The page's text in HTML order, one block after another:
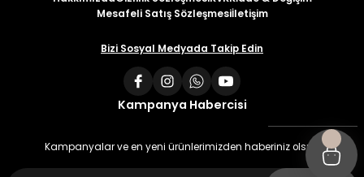
Mesafeli Satış Sözleşmesiİletişim
Bizi Sosyal Medyada Takip Edin
Kampanya Habercisi
Kampanyalar ve en yeni ürünlerimizden haberiniz olsun